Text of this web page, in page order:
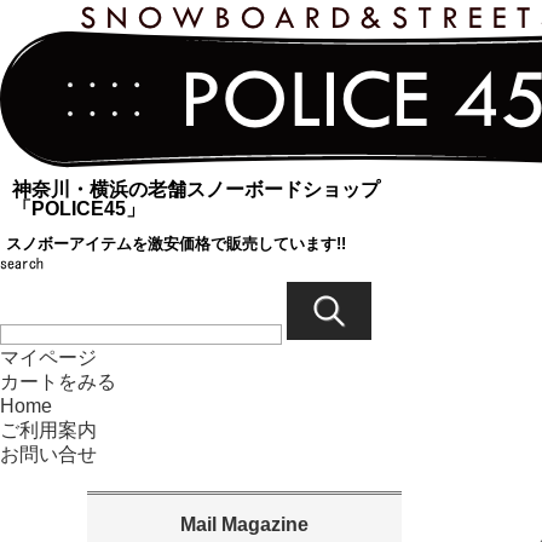
神奈川・横浜の老舗スノーボードショップ
「POLICE45」
スノボーアイテムを激安価格で販売しています!!
マイページ
カートをみる
Home
ご利用案内
お問い合せ